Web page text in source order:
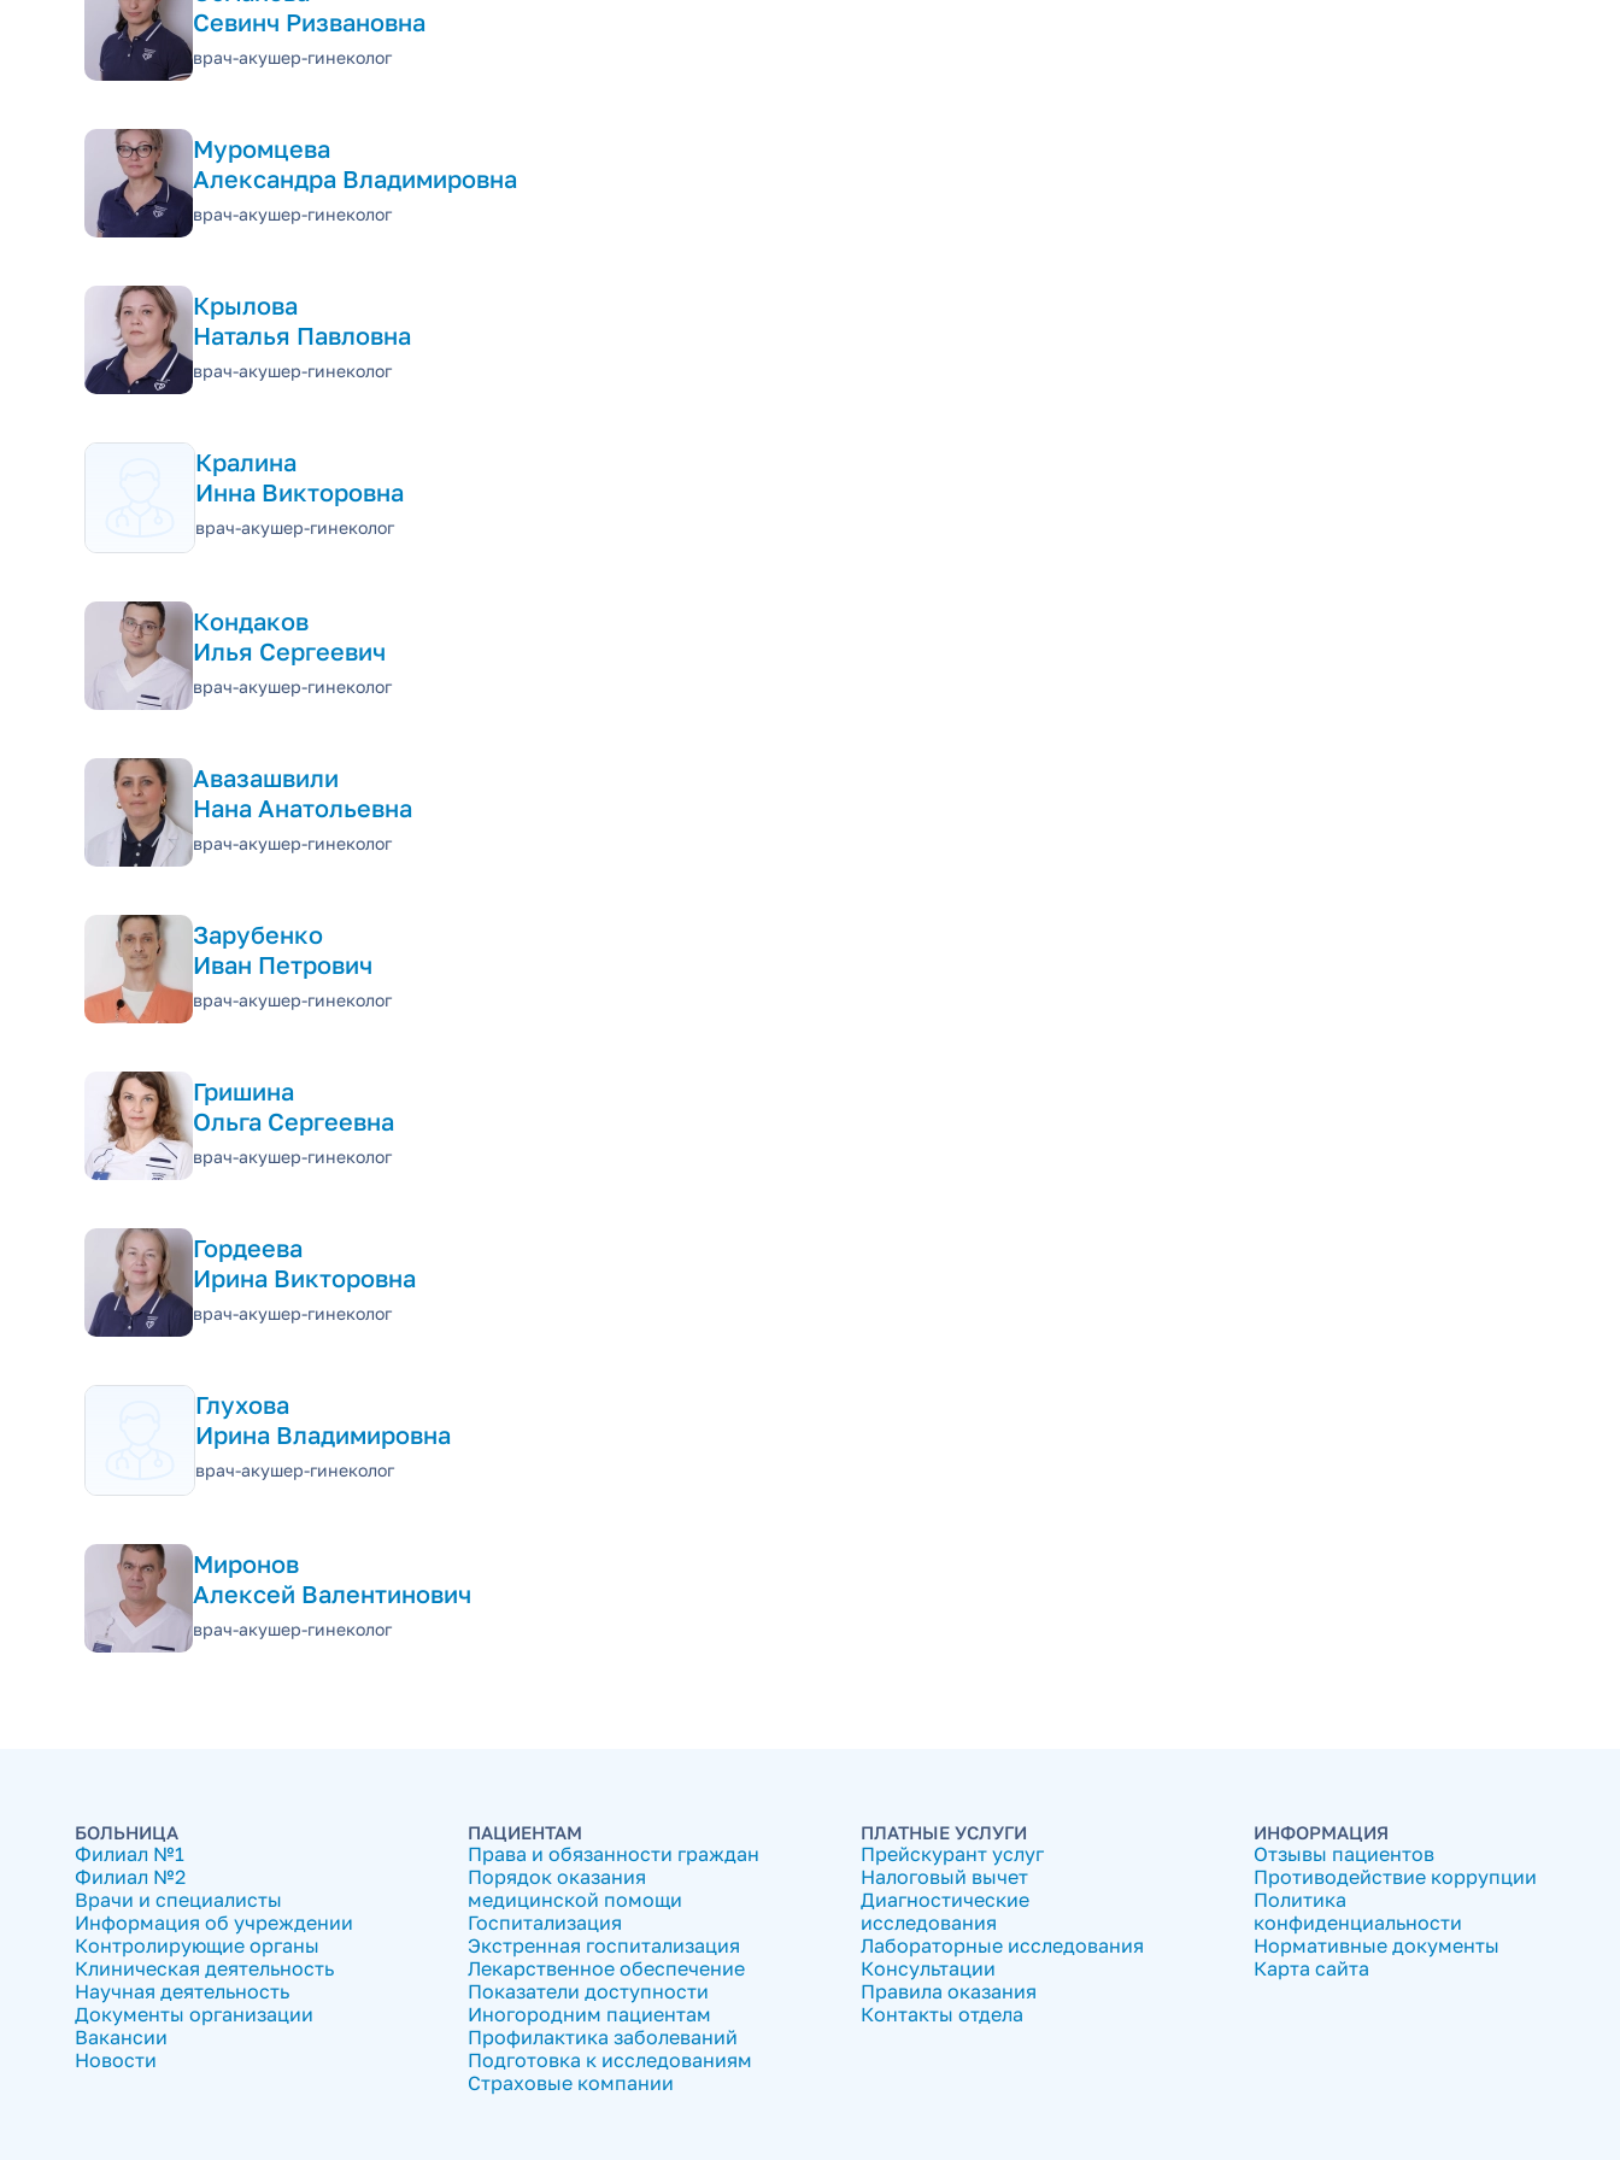
Севинч Ризвановна
врач-акушер-гинеколог
Муромцева
Александра Владимировна
врач-акушер-гинеколог
Крылова
Наталья Павловна
врач-акушер-гинеколог
Кралина
Инна Викторовна
врач-акушер-гинеколог
Кондаков
Илья Сергеевич
врач-акушер-гинеколог
Авазашвили
Нана Анатольевна
врач-акушер-гинеколог
Зарубенко
Иван Петрович
врач-акушер-гинеколог
Гришина
Ольга Сергеевна
врач-акушер-гинеколог
Гордеева
Ирина Викторовна
врач-акушер-гинеколог
Глухова
Ирина Владимировна
врач-акушер-гинеколог
Миронов
Алексей Валентинович
врач-акушер-гинеколог
БОЛЬНИЦА
Филиал №1
Филиал №2
Врачи и специалисты
Информация об учреждении
Контролирующие органы
Клиническая деятельность
Научная деятельность
Документы организации
Вакансии
Новости
ПАЦИЕНТАМ
Права и обязанности граждан
Порядок оказания
медицинской помощи
Госпитализация
Экстренная госпитализация
Лекарственное обеспечение
Показатели доступности
Иногородним пациентам
Профилактика заболеваний
Подготовка к исследованиям
Страховые компании
ПЛАТНЫЕ УСЛУГИ
Прейскурант услуг
Налоговый вычет
Диагностические
исследования
Лабораторные исследования
Консультации
Правила оказания
Контакты отдела
ИНФОРМАЦИЯ
Отзывы пациентов
Противодействие коррупции
Политика
конфиденциальности
Нормативные документы
Карта сайта